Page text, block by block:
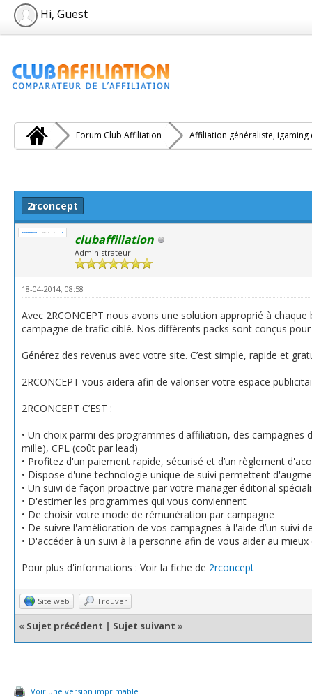
Hi, Guest
Forum Club Affiliation Affiliation généraliste, igaming
2rconcept
clubaffiliation
Administrateur
18-04-2014, 08:58
Avec 2RCONCEPT nous avons une solution approprié à
campagne de trafic ciblé. Nos différents packs sont conçus
Générez des revenus avec votre site. C’est simple, rapide et
2RCONCEPT vous aidera afin de valoriser votre espace
2RCONCEPT C’EST :
• Un choix parmi des programmes d'affiliation, des
mille), CPL (coût par lead)
• Profitez d'un paiement rapide, sécurisé et d’un règlement
• Dispose d'une technologie unique de suivi permettent
• Un suivi de façon proactive par votre manager éditorial
• D'estimer les programmes qui vous conviennent
• De choisir votre mode de rémunération par campagne
• De suivre l'amélioration de vos campagnes à l'aide d’un suivi
• D'accéder à un suivi à la personne afin de vous aider au
Pour plus d'informations : Voir la fiche de 2rconcept
Site web Trouver
« Sujet précédent | Sujet suivant »
Voir une version imprimable